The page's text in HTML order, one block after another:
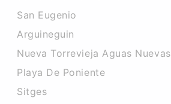
San Eugenio
Arguineguin
Nueva Torrevieja Aguas Nuevas
Playa De Poniente
Sitges